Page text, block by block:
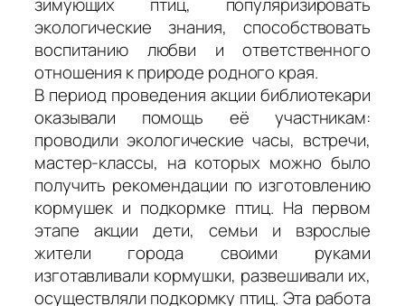
зимующих птиц, популяризировать
экологические знания, способствовать
воспитанию любви и ответственного
отношения к природе родного края.
В период проведения акции библиотекари
оказывали помощь её участникам:
проводили экологические часы, встречи,
мастер-классы, на которых можно было
получить рекомендации по изготовлению
кормушек и подкормке птиц. На первом
этапе акции дети, семьи и взрослые
жители города своими руками
изготавливали кормушки, развешивали их,
осуществляли подкормку птиц. Эта работа